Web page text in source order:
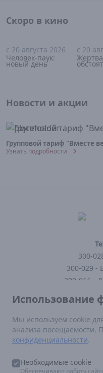
Скоро в кино
16+
с 20 августа 2026
Человек-паук:
новый день
18+
с 20
Жертва
Новости и акции
Групповой тариф "Вместе
Узнать подробности
300-
300-029 -
300-011 -
300-123 -
Постановление
Правила
Использование
Мы используем cookie
анализа посещаемости.
конфиденциальности.
Необходимые cookie
Обеспечивают работу